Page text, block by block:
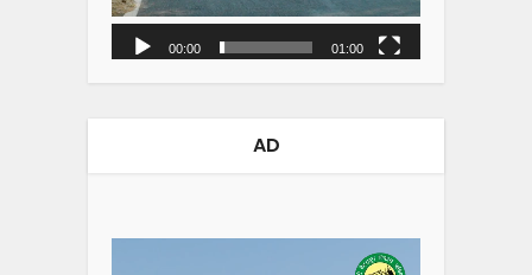
00:00 01:00
AD
Player